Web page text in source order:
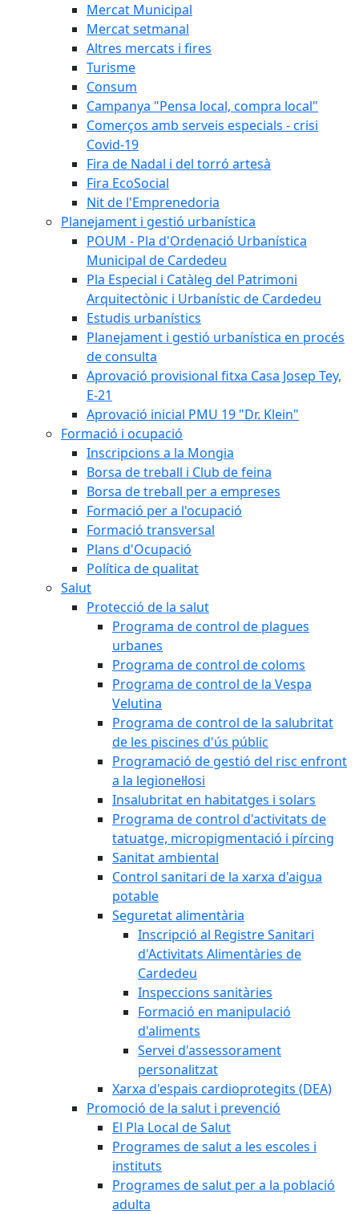
Mercat Municipal
Mercat setmanal
Altres mercats i fires
Turisme
Consum
Campanya "Pensa local, compra local"
Comerços amb serveis especials - crisi
Covid-19
Fira de Nadal i del torró artesà
Fira EcoSocial
Nit de l'Emprenedoria
Planejament i gestió urbanística
POUM - Pla d'Ordenació Urbanística
Municipal de Cardedeu
Pla Especial i Catàleg del Patrimoni
Arquitectònic i Urbanístic de Cardedeu
Estudis urbanístics
Planejament i gestió urbanística en procés
de consulta
Aprovació provisional fitxa Casa Josep Tey,
E-21
Aprovació inicial PMU 19 "Dr. Klein"
Formació i ocupació
Inscripcions a la Mongia
Borsa de treball i Club de feina
Borsa de treball per a empreses
Formació per a l'ocupació
Formació transversal
Plans d'Ocupació
Política de qualitat
Salut
Protecció de la salut
Programa de control de plagues
urbanes
Programa de control de coloms
Programa de control de la Vespa
Velutina
Programa de control de la salubritat
de les piscines d'ús públic
Programació de gestió del risc enfront
a la legionel·losi
Insalubritat en habitatges i solars
Programa de control d'activitats de
tatuatge, micropigmentació i pírcing
Sanitat ambiental
Control sanitari de la xarxa d'aigua
potable
Seguretat alimentària
Inscripció al Registre Sanitari
d'Activitats Alimentàries de
Cardedeu
Inspeccions sanitàries
Formació en manipulació
d'aliments
Servei d'assessorament
personalitzat
Xarxa d'espais cardioprotegits (DEA)
Promoció de la salut i prevenció
El Pla Local de Salut
Programes de salut a les escoles i
instituts
Programes de salut per a la població
adulta